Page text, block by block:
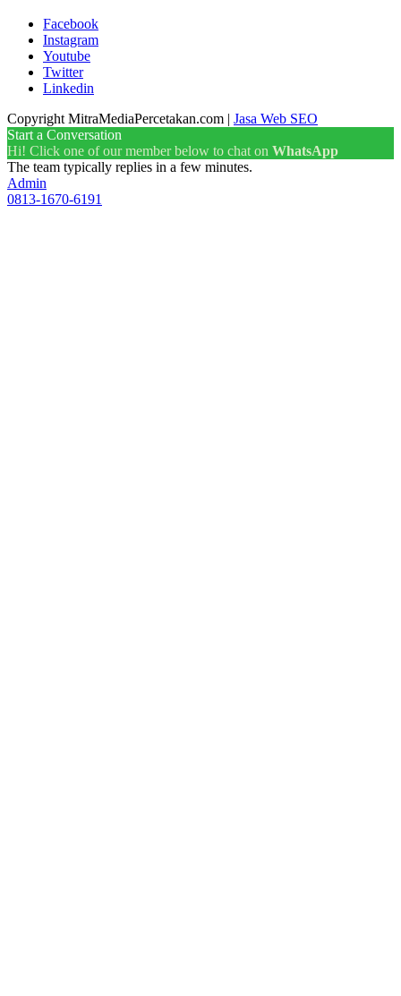
Facebook
Instagram
Youtube
Twitter
Linkedin
Copyright MitraMediaPercetakan.com | Jasa Web SEO
Start a Conversation
Hi! Click one of our member below to chat on WhatsApp
The team typically replies in a few minutes.
Admin
0813-1670-6191